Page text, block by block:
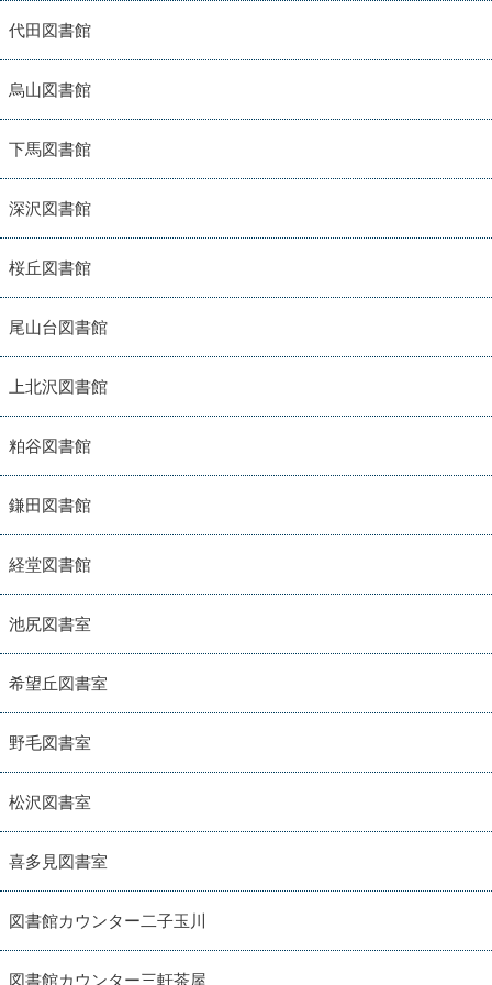
代田図書館
烏山図書館
下馬図書館
深沢図書館
桜丘図書館
尾山台図書館
上北沢図書館
粕谷図書館
鎌田図書館
経堂図書館
池尻図書室
希望丘図書室
野毛図書室
松沢図書室
喜多見図書室
図書館カウンター二子玉川
図書館カウンター三軒茶屋